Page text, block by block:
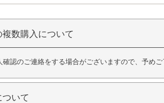
数購入について
認のご連絡をする場合がございますので、予めご
いて